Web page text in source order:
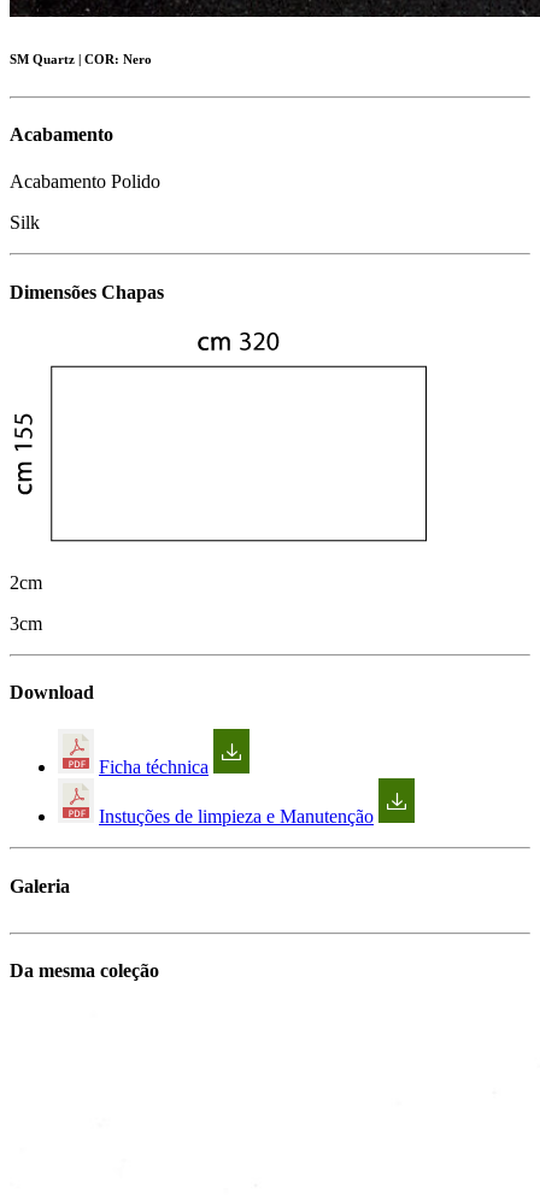
SM Quartz | COR: Nero
Acabamento
Acabamento Polido
Silk
Dimensões Chapas
2cm
3cm
Download
Ficha téchnica
Instuções de limpieza e Manutenção
Galeria
Da mesma coleção